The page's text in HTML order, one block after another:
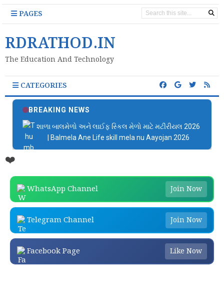
PAGES
RDRATHOD.IN
The Education And Technology
CATEGORIES
BREAKING NEWS
શાળા બાલમેળો અને લાઈફ સ્કિલ મેળો માટે મટીરીયલ 2026
| Balmela Ane Life skill mela nu Aayojan 2026
❤️
WhatsApp Channel Join Now
Telegram Channel Join Now
Facebook Page Like Now